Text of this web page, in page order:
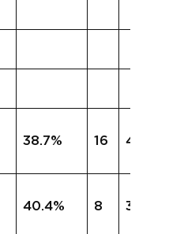
38.7% 16 40.4%
40.4% 8 30.0%